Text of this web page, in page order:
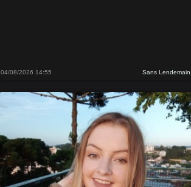
04/08/2026 14:55 Sans Lendemain